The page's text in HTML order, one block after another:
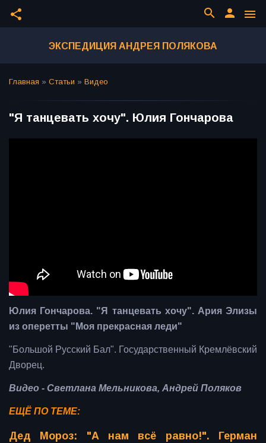
share menu
person
search
ЭКСПЕДИЦИЯ АНДРЕЯ ПОЛЯКОВА
Главная » Статьи » Видео
"Я танцевать хочу". Юлия Гончарова
Юлия Гончарова. "Я танцевать хочу". Ария Элизы
из оперетты "Моя прекрасная леди"
"Большой Русский Бал". Государственный Кремлёвский
Дворец.
Видео - Светлана Мельникова, Андрей Поляков
ЕЩЁ ПО ТЕМЕ:
Дед Мороз: "А нам всё равно!". Герман